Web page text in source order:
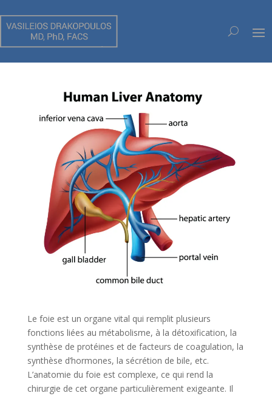
HÉPATECTOMIES LAPAROSCOPIQUES
Le foie est un organe vital qui remplit plusieurs
fonctions liées au métabolisme, à la détoxification, la
synthèse de protéines et de facteurs de coagulation, la
synthèse d’hormones, la sécrétion de bile, etc.
L’anatomie du foie est complexe, ce qui rend la
chirurgie de cet organe particulièrement exigeante. Il